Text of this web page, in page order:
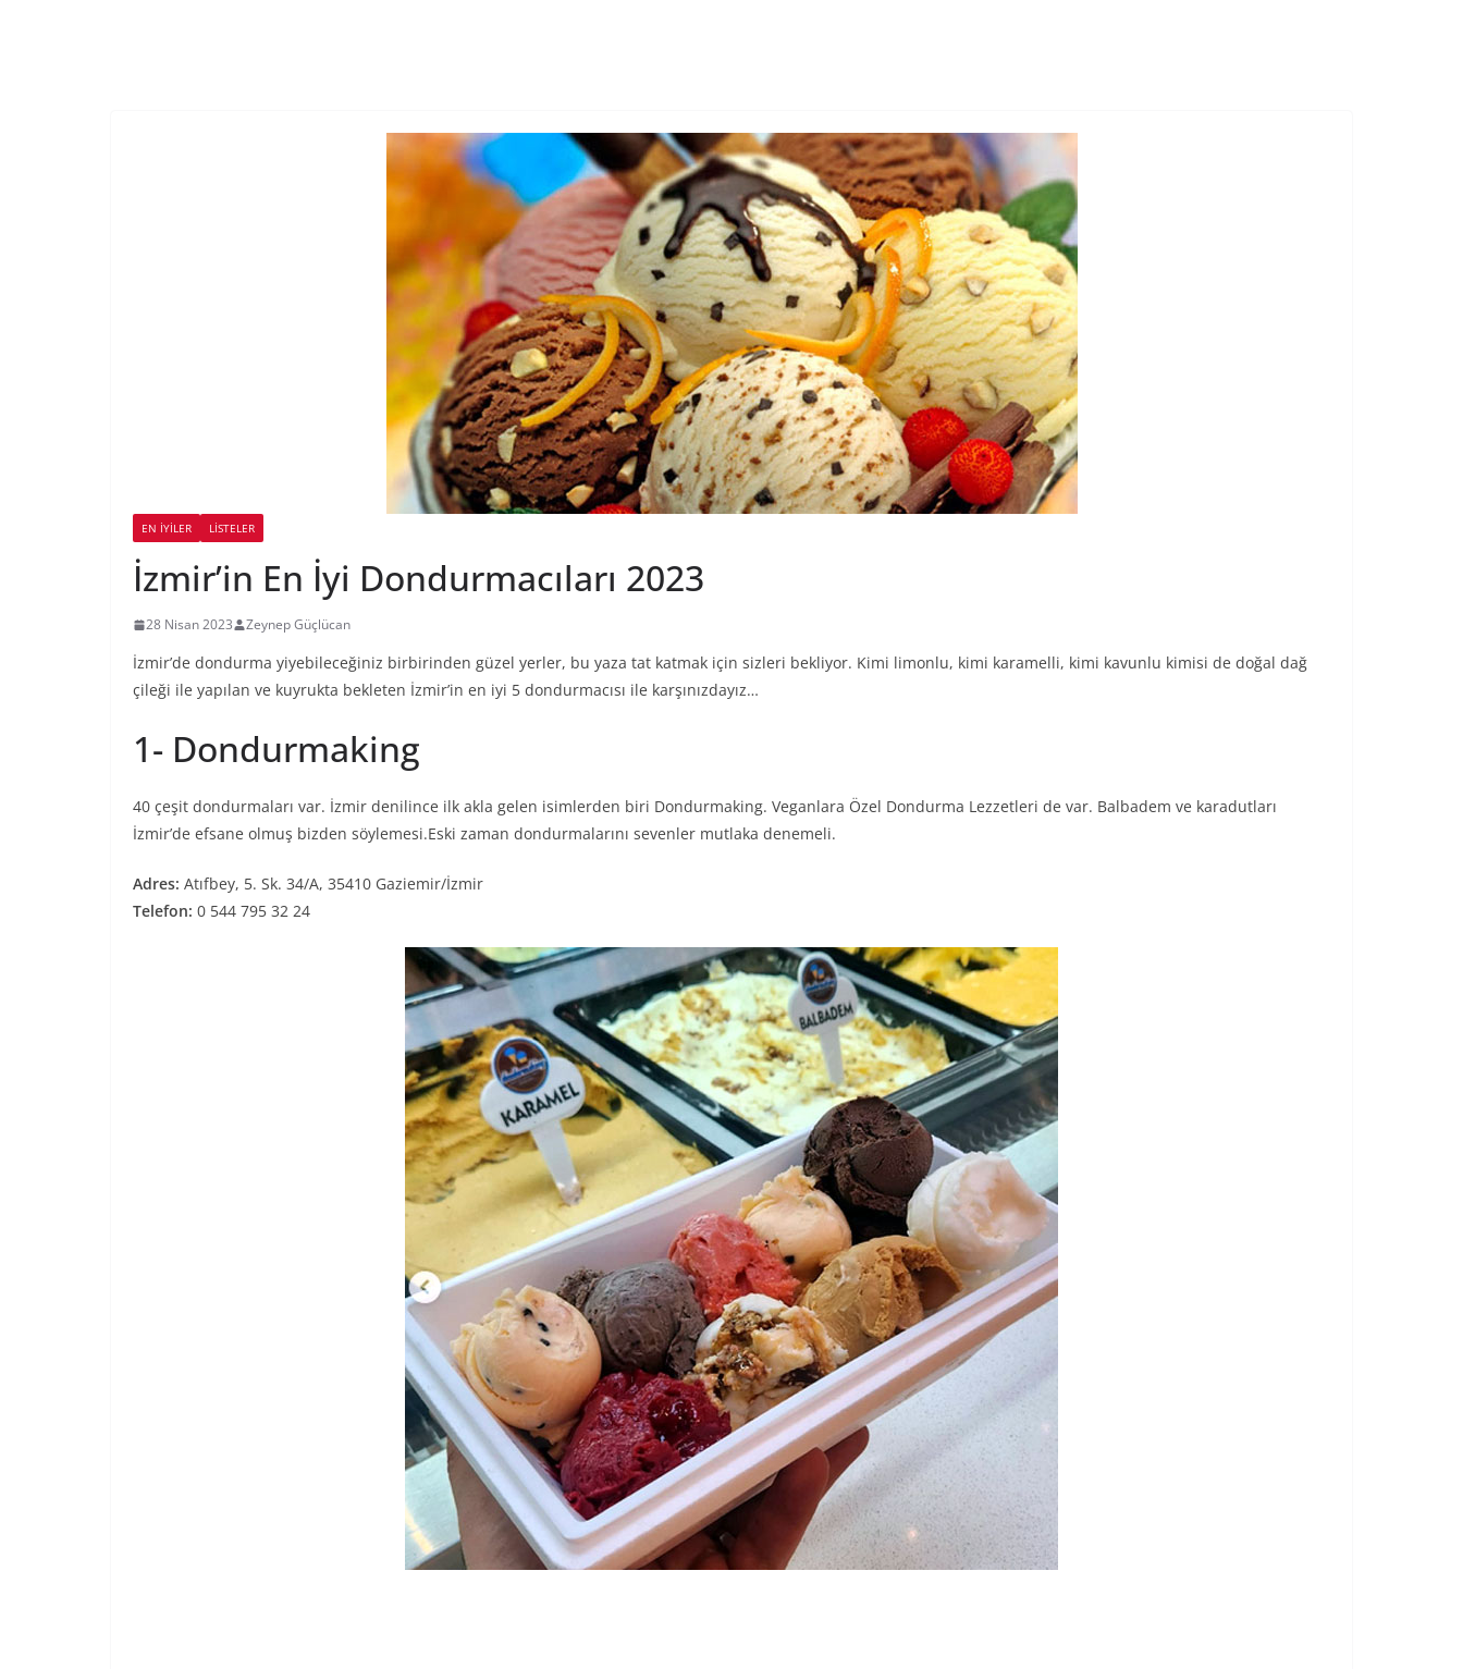
EN İYILER LİSTELER
İzmir’in En İyi Dondurmacıları 2023
28 Nisan 2023 Zeynep Güçlücan
İzmir’de dondurma yiyebileceğiniz birbirinden güzel yerler, bu yaza tat katmak için sizleri bekliyor. Kimi limonlu, kimi karamelli, kimi kavunlu kimisi de doğal dağ
çileği ile yapılan ve kuyrukta bekleten İzmir’in en iyi 5 dondurmacısı ile karşınızdayız…
1- Dondurmaking
40 çeşit dondurmaları var. İzmir denilince ilk akla gelen isimlerden biri Dondurmaking. Veganlara Özel Dondurma Lezzetleri de var. Balbadem ve karadutları
İzmir’de efsane olmuş bizden söylemesi.Eski zaman dondurmalarını sevenler mutlaka denemeli.
Adres: Atıfbey, 5. Sk. 34/A, 35410 Gaziemir/İzmir
Telefon: 0 544 795 32 24